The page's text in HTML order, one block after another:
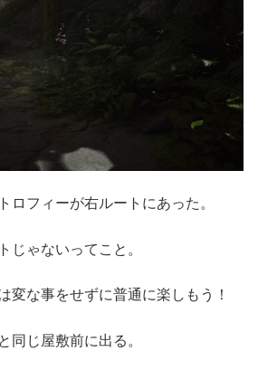
ロフィーが右ルートにあった。
じゃないってこと。
変な事をせずに普通に楽しもう！
同じ屋敷前に出る。